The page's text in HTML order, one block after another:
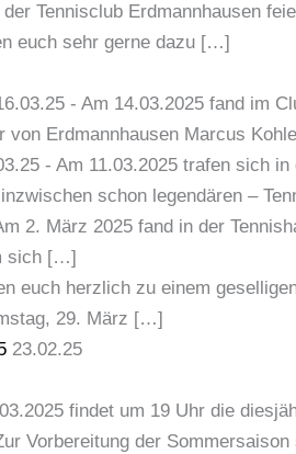
der Tennisclub Erdmannhausen
euch sehr gerne dazu […]
- Am 14.03.2025 fand im
von Erdmannhausen Marcus
- Am 11.03.2025 trafen sich
schon legendären –
2. März 2025 fand in der
sich […]
euch herzlich zu einem
29. März […]
23.02.25
findet um 19 Uhr die
Vorbereitung der